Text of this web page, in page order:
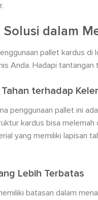
dalam
pallet kardus
Anda. Hadapi
terhadap
penggunaan pallet ini
kardus bisa
yang memiliki lapisan
Lebih Terbatas
batasan dalam